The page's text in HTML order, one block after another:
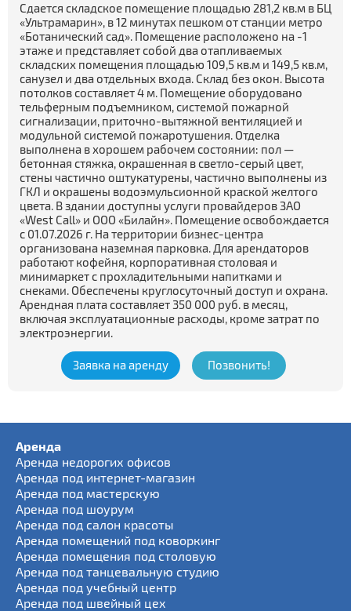
Сдается складское помещение площадью 281,2 кв.м в БЦ
«Ультрамарин», в 12 минутах пешком от станции метро
«Ботанический сад». Помещение расположено на -1
этаже и представляет собой два отапливаемых
складских помещения площадью 109,5 кв.м и 149,5 кв.м,
санузел и два отдельных входа. Склад без окон. Высота
потолков составляет 4 м. Помещение оборудовано
тельферным подъемником, системой пожарной
сигнализации, приточно-вытяжной вентиляцией и
модульной системой пожаротушения. Отделка
выполнена в хорошем рабочем состоянии: пол —
бетонная стяжка, окрашенная в светло-серый цвет,
стены частично оштукатурены, частично выполнены из
ГКЛ и окрашены водоэмульсионной краской желтого
цвета. В здании доступны услуги провайдеров ЗАО
«West Call» и ООО «Билайн». Помещение освобождается
с 01.07.2026 г. На территории бизнес-центра
организована наземная парковка. Для арендаторов
работают кофейня, корпоративная столовая и
минимаркет с прохладительными напитками и
снеками. Обеспечены круглосуточный доступ и охрана.
Арендная плата составляет 350 000 руб. в месяц,
включая эксплуатационные расходы, кроме затрат по
электроэнергии.
Заявка на аренду Позвонить!
Аренда
Аренда недорогих офисов
Аренда под интернет-магазин
Аренда под мастерскую
Аренда под шоурум
Аренда под салон красоты
Аренда помещений под коворкинг
Аренда помещения под столовую
Аренда под танцевальную студию
Аренда под учебный центр
Аренда под швейный цех